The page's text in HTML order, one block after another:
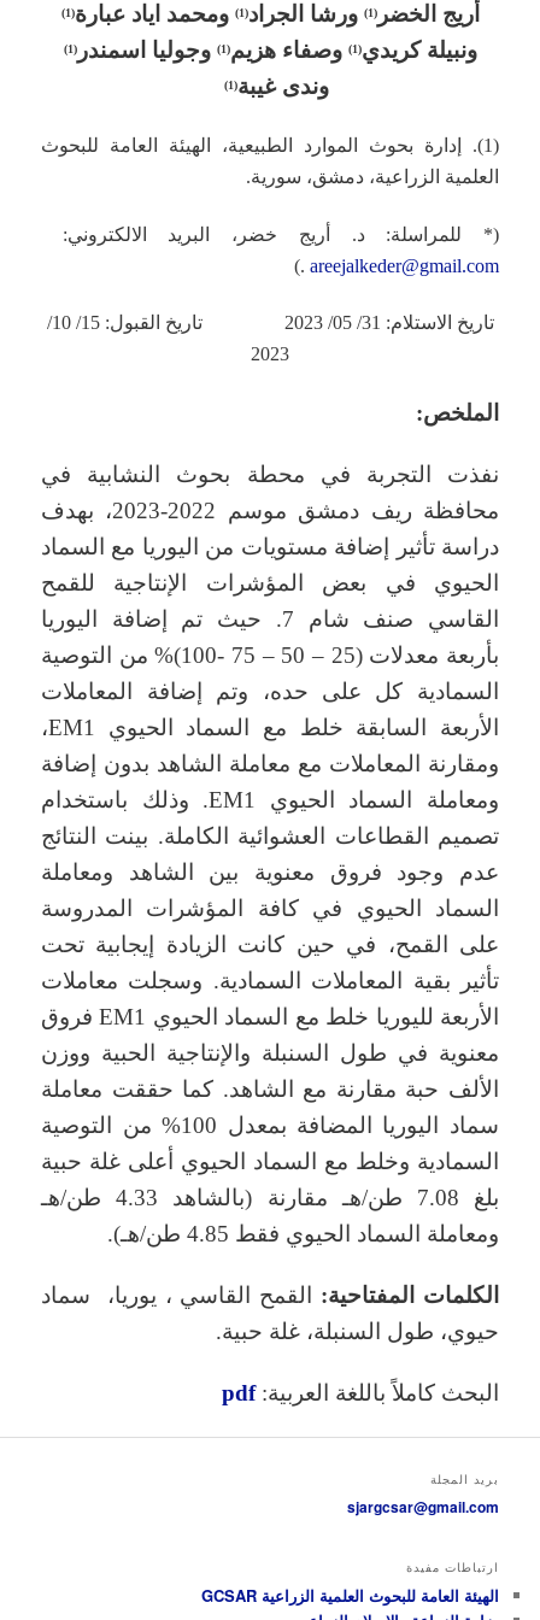
أريج الخضر(1) ورشا الجراد(1) ومحمد اياد عبارة(1)
ونبيلة كريدي(1) وصفاء هزيم(1) وجوليا اسمندر(1)
وندى غيبة(1)
(1). إدارة بحوث الموارد الطبيعية، الهيئة العامة للبحوث
العلمية الزراعية، دمشق، سورية.
(* للمراسلة: د. أريج خضر، البريد الالكتروني:
areejalkeder@gmail.com
.)
تاريخ الاستلام: 31/ 05/ 2023 تاريخ القبول: 15/ 10/
2023
الملخص:
نفذت التجربة في محطة بحوث النشابية في
محافظة ريف دمشق موسم 2022-2023، بهدف
دراسة تأثير إضافة مستويات من اليوريا مع السماد
الحيوي في بعض المؤشرات الإنتاجية للقمح
القاسي صنف شام 7. حيث تم إضافة اليوريا
بأربعة معدلات (25 – 50 – 75 -100)% من التوصية
السمادية كل على حده، وتم إضافة المعاملات
الأربعة السابقة خلط مع السماد الحيوي EM1،
ومقارنة المعاملات مع معاملة الشاهد بدون إضافة
ومعاملة السماد الحيوي EM1. وذلك باستخدام
تصميم القطاعات العشوائية الكاملة. بينت النتائج
عدم وجود فروق معنوية بين الشاهد ومعاملة
السماد الحيوي في كافة المؤشرات المدروسة
على القمح، في حين كانت الزيادة إيجابية تحت
تأثير بقية المعاملات السمادية. وسجلت معاملات
الأربعة لليوريا خلط مع السماد الحيوي EM1 فروق
معنوية في طول السنبلة والإنتاجية الحبية ووزن
الألف حبة مقارنة مع الشاهد. كما حققت معاملة
سماد اليوريا المضافة بمعدل 100% من التوصية
السمادية وخلط مع السماد الحيوي أعلى غلة حبية
بلغ 7.08 طن/هـ مقارنة (بالشاهد 4.33 طن/هـ
ومعاملة السماد الحيوي فقط 4.85 طن/هـ).
الكلمات المفتاحية: القمح القاسي ، يوريا، سماد
حيوي، طول السنبلة، غلة حبية.
البحث كاملاً باللغة العربية:pdf
بريد المجلة
sjargcsar@gmail.com
ارتباطات مفيدة
الهيئة العامة للبحوث العلمية الزراعية GCSAR